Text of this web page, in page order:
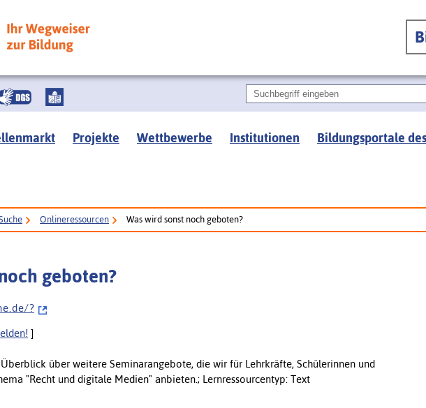
Projekte Wettbewerbe Institutionen Bildungsportale
Onlineressourcen Was wird sonst noch geboten?
geboten?
e . d e / ?
]
über weitere Seminarangebote, die wir für Lehrkräfte, Schülerinnen und
"Recht und digitale Medien" anbieten.; Lernressourcentyp: Text